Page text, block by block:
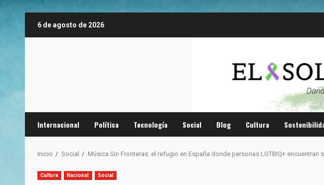
6 de agosto de 2026
Internacional Política Tecnología Social Blog Cultura
Inicio Social Música Sin Fronteras: el refugio en España donde personas LGTBIQ+ encuentran
Cultura Nacional Social